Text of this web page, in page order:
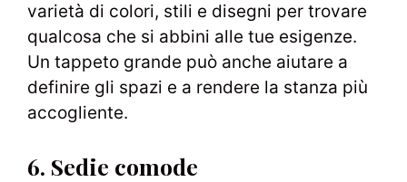
varietà di colori, stili e disegni per trovare
qualcosa che si abbini alle tue esigenze.
Un tappeto grande può anche aiutare a
definire gli spazi e a rendere la stanza più
accogliente.
6. Sedie comode